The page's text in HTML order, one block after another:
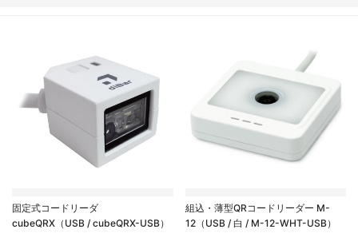
固定式コードリーダ
cubeQRX（USB / cubeQRX-USB）
組込・薄型QRコードリーダー M-
12（USB / 白 / M-12-WHT-USB）